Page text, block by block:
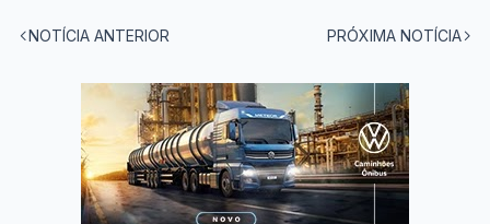
NOTÍCIA ANTERIOR PRÓXIMA NOTÍCIA